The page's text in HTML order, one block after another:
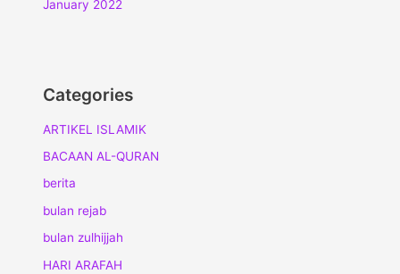
January 2022
Categories
ARTIKEL ISLAMIK
BACAAN AL-QURAN
berita
bulan rejab
bulan zulhijjah
HARI ARAFAH